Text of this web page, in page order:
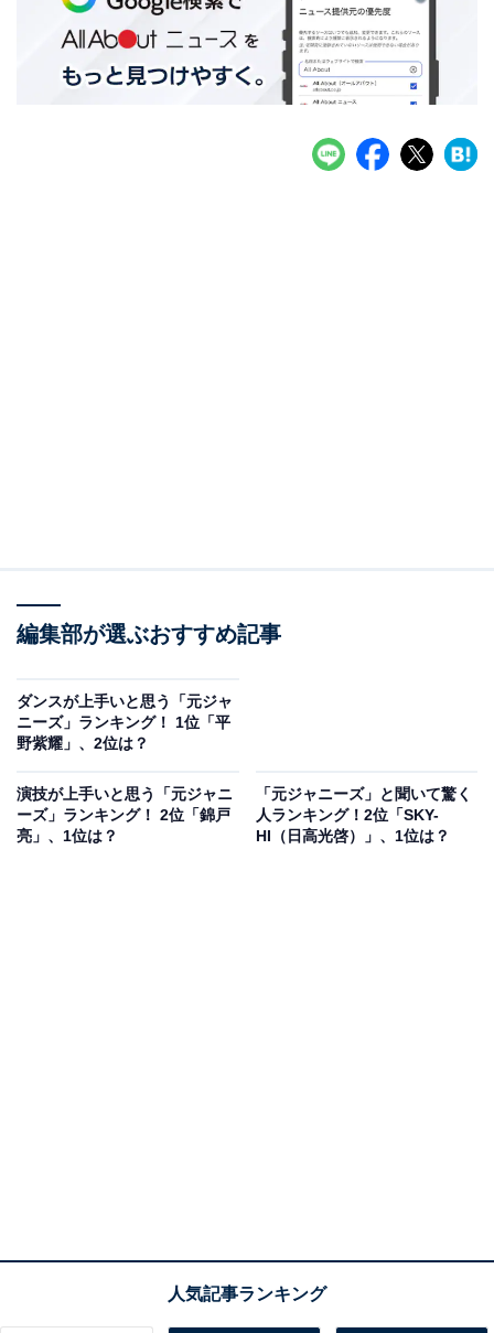
編集部が選ぶおすすめ記事
ダンスが上手いと思う「元ジャ
ニーズ」ランキング！ 1位「平
野紫耀」、2位は？
演技が上手いと思う「元ジャニ
ーズ」ランキング！ 2位「錦戸
亮」、1位は？
「元ジャニーズ」と聞いて驚く
人ランキング！2位「SKY-
HI（日高光啓）」、1位は？